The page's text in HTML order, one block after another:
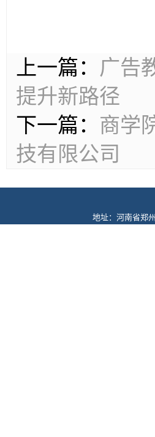
上一篇： 广告
提升新路径
下一篇： 商学
技有限公司
地址：河南省郑